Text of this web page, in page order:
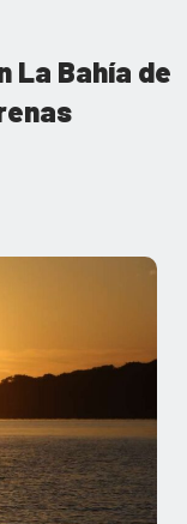
La Bahía de